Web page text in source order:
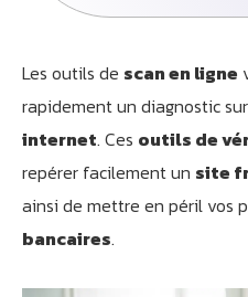
Les outils de scan en ligne
rapidement un diagnostic
internet. Ces outils de
repérer facilement un site
ainsi de mettre en péril vos
bancaires.